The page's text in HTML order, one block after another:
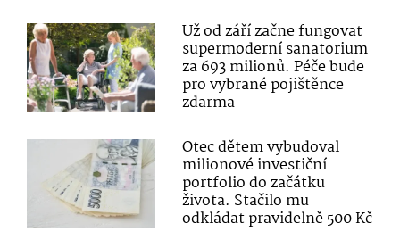
Už od září začne fungovat
supermoderní sanatorium
za 693 milionů. Péče bude
pro vybrané pojištěnce
zdarma
Otec dětem vybudoval
milionové investiční
portfolio do začátku
života. Stačilo mu
odkládat pravidelně 500 Kč